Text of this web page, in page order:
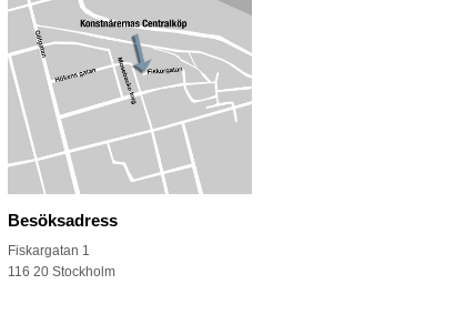
Besöksadress
Fiskargatan 1
116 20 Stockholm